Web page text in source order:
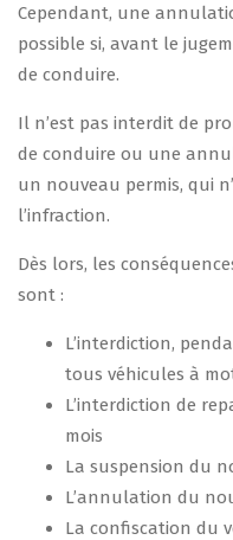
Cependant, une
possible si, avant le
de conduire.
Il n’est pas interdit de
de conduire ou une
un nouveau permis, qui
l’infraction.
Dès lors, les
sont :
L’interdiction,
tous véhicules à
L’interdiction de
mois
La suspension du
L’annulation du
La confiscation du